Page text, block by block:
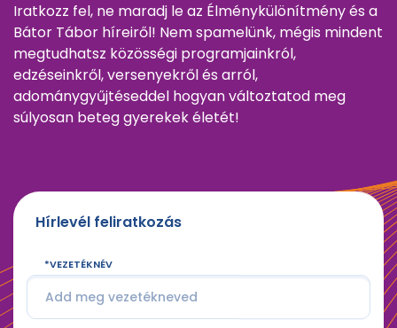
Iratkozz fel, ne maradj le az Élménykülönítmény és a
Bátor Tábor híreiről! Nem spamelünk, mégis mindent
megtudhatsz közösségi programjainkról,
edzéseinkről, versenyekről és arról,
adománygyűjtéseddel hogyan változtatod meg
súlyosan beteg gyerekek életét!
Hírlevél feliratkozás
VEZETÉKNÉV